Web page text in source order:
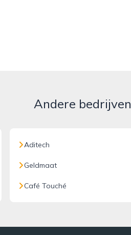
Andere
Aditech
Geldmaat
Café Touché